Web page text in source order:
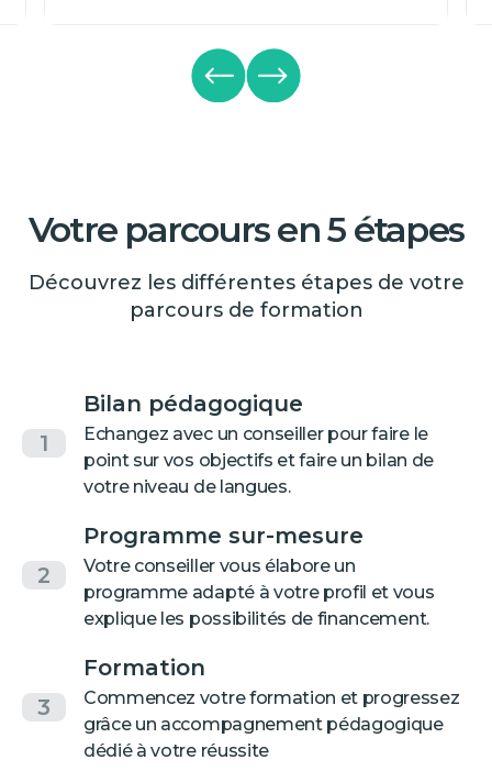
Votre parcours en 5 étapes
Découvrez les différentes étapes de votre
parcours de formation
1
Bilan pédagogique
Echangez avec un conseiller pour faire le
point sur vos objectifs et faire un bilan de
votre niveau de langues.
2
Programme sur-mesure
Votre conseiller vous élabore un
programme adapté à votre profil et vous
explique les possibilités de financement.
3
Formation
Commencez votre formation et progressez
grâce un accompagnement pédagogique
dédié à votre réussite